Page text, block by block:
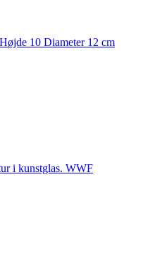
10 Diameter 12 cm
i kunstglas. WWF